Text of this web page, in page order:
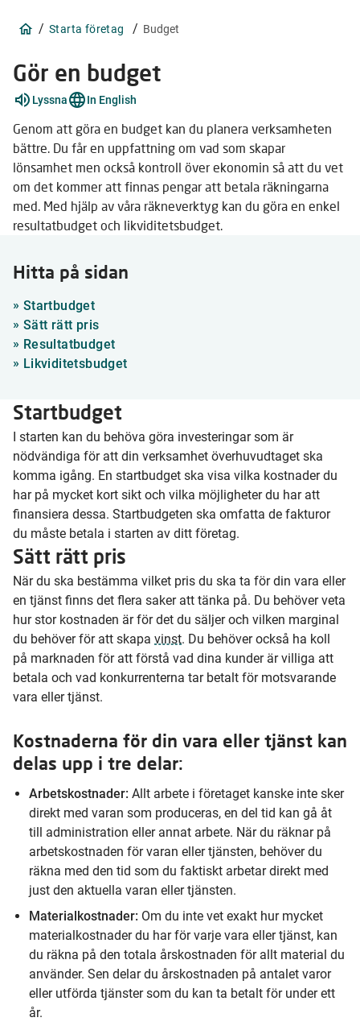
/ Starta företag / Budget
Gör en budget
Förklara
ord
stycken
Lyssna In English
Genom att göra en budget kan du planera verksamheten
bättre. Du får en uppfattning om vad som skapar
lönsamhet men också kontroll över ekonomin så att du vet
om det kommer att finnas pengar att betala räkningarna
med. Med hjälp av våra räkneverktyg kan du göra en enkel
resultatbudget och likviditetsbudget.
Hitta på sidan
» Startbudget
» Sätt rätt pris
» Resultatbudget
» Likviditetsbudget
Startbudget
I starten kan du behöva göra investeringar som är
nödvändiga för att din verksamhet överhuvudtaget ska
komma igång. En startbudget ska visa vilka kostnader du
har på mycket kort sikt och vilka möjligheter du har att
finansiera dessa. Startbudgeten ska omfatta de fakturor
du måste betala i starten av ditt företag.
Sätt rätt pris
När du ska bestämma vilket pris du ska ta för din vara eller
en tjänst finns det flera saker att tänka på. Du behöver veta
hur stor kostnaden är för det du säljer och vilken marginal
du behöver för att skapa vinst. Du behöver också ha koll
på marknaden för att förstå vad dina kunder är villiga att
betala och vad konkurrenterna tar betalt för motsvarande
vara eller tjänst.
Kostnaderna för din vara eller tjänst kan
delas upp i tre delar:
Arbetskostnader: Allt arbete i företaget kanske inte sker
direkt med varan som produceras, en del tid kan gå åt
till administration eller annat arbete. När du räknar på
arbetskostnaden för varan eller tjänsten, behöver du
räkna med den tid som du faktiskt arbetar direkt med
just den aktuella varan eller tjänsten.
Materialkostnader: Om du inte vet exakt hur mycket
materialkostnader du har för varje vara eller tjänst, kan
du räkna på den totala årskostnaden för allt material du
använder. Sen delar du årskostnaden på antalet varor
eller utförda tjänster som du kan ta betalt för under ett
år.